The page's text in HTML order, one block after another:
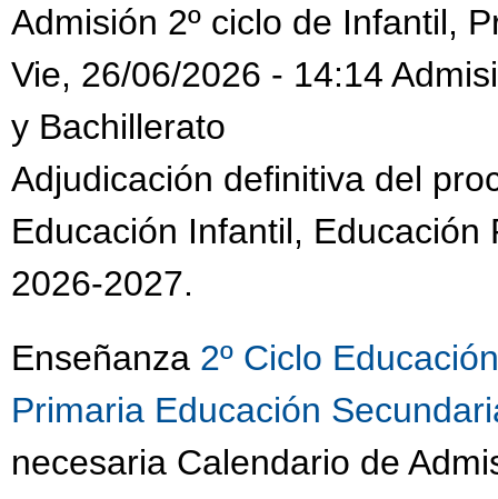
Admisión 2º ciclo de Infantil,
Vie, 26/06/2026 - 14:14
y Bachillerato
Adjudicación definitiva del
Educación Infantil,
2026-2027.
Enseñanza 2º Ciclo
Primaria Educación
necesaria Calendario de